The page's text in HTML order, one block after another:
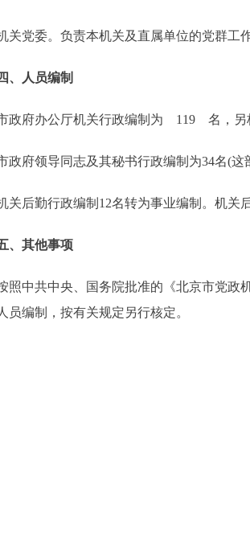
党委。负责本机关及直属单位的党群工
、人员编制
府办公厅机关行政编制为 119 名，另核
府领导同志及其秘书行政编制为34名(这
后勤行政编制12名转为事业编制。机关
、其他事项
中共中央、国务院批准的《北京市党政机
员编制，按有关规定另行核定。